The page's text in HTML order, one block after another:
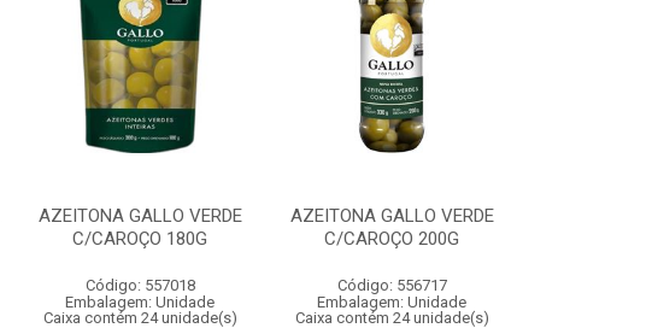
AZEITONA GALLO VERDE
C/CAROÇO 180G
Código: 557018
Embalagem: Unidade
Caixa contém 24 unidade(s)
AZEITONA GALLO VERDE
C/CAROÇO 200G
Código: 556717
Embalagem: Unidade
Caixa contém 24 unidade(s)